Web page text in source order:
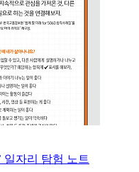
일자리 탐험 노트